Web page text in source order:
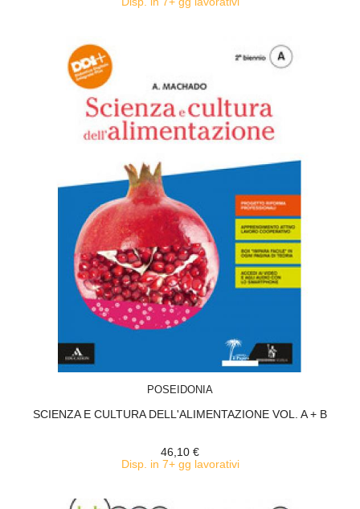
POSEIDONIA
SCIENZA E CULTURA DELL'ALIMENTAZIONE VOL. A + B
46,10 €
Disp. in 7+ gg lavorativi